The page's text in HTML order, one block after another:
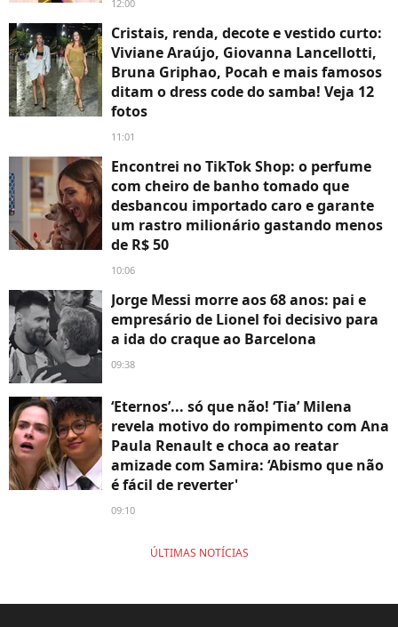
12:00
Cristais, renda, decote e vestido curto:
Viviane Araújo, Giovanna Lancellotti,
Bruna Griphao, Pocah e mais famosos
ditam o dress code do samba! Veja 12
fotos
11:01
Encontrei no TikTok Shop: o perfume
com cheiro de banho tomado que
desbancou importado caro e garante
um rastro milionário gastando menos
de R$ 50
10:06
Jorge Messi morre aos 68 anos: pai e
empresário de Lionel foi decisivo para
a ida do craque ao Barcelona
09:38
‘Eternos’... só que não! ‘Tia’ Milena
revela motivo do rompimento com Ana
Paula Renault e choca ao reatar
amizade com Samira: ‘Abismo que não
é fácil de reverter'
09:10
ÚLTIMAS NOTÍCIAS